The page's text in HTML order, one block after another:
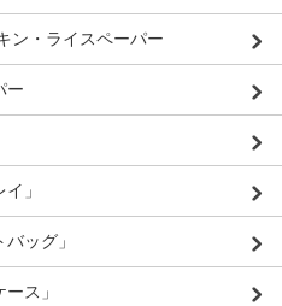
ン・ライスペーパー
ー
」
ッグ」
ス」